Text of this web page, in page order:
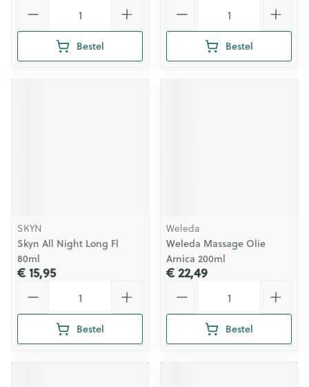
Bestel Bestel
SKYN
Skyn All Night Long Fl
80ml
€ 15,95
Bestel
Weleda
Weleda Massage Olie
Arnica 200ml
€ 22,49
Bestel